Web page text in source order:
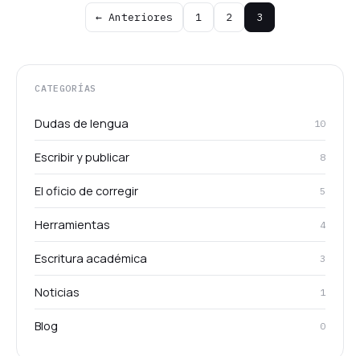
Paginación
entradas
← Anteriores 1 2 3
CATEGORÍAS
Dudas de lengua 10
Escribir y publicar 8
El oficio de corregir 5
Herramientas 4
Escritura académica 3
Noticias 1
Blog 0